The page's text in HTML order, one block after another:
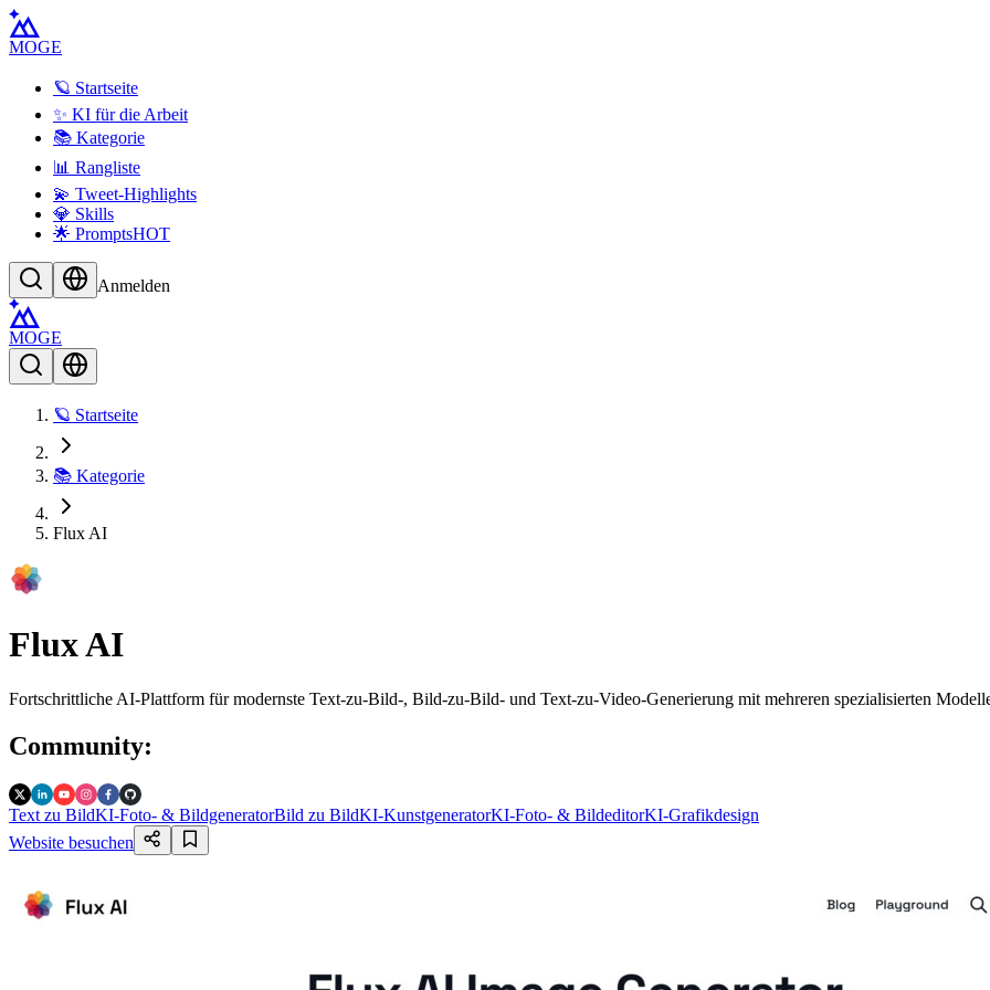
MOGE
🪐 Startseite
✨ KI für die Arbeit
📚 Kategorie
📊 Rangliste
💫 Tweet-Highlights
💎 Skills
🌟 PromptsHOT
Anmelden
MOGE
🪐 Startseite
📚 Kategorie
Flux AI
Flux AI
Fortschrittliche AI-Plattform für modernste Text-zu-Bild-, Bild-zu-Bild- und Text-zu-Video-Generierung mit mehreren spezialisierten
Community:
Text zu BildKI-Foto- & BildgeneratorBild zu BildKI-KunstgeneratorKI-Foto- & BildeditorKI-Grafikdesign
Website besuchen